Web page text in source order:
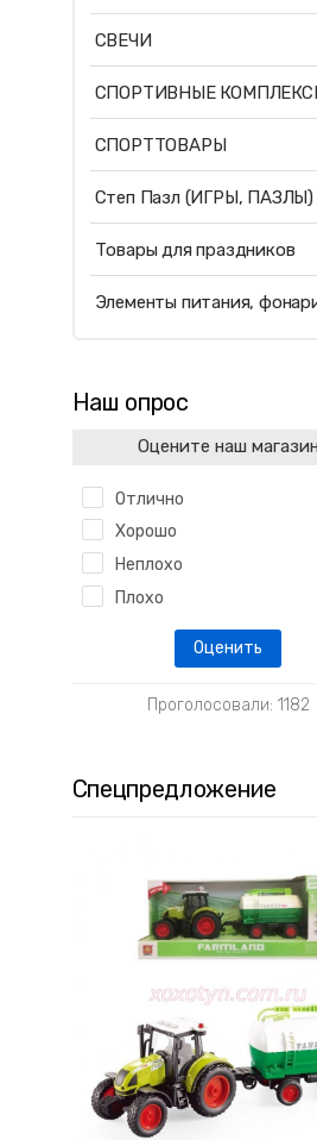
СВЕЧИ
СПОРТИВНЫЕ
СПОРТТОВАРЫ
Степ Пазл (ИГРЫ, ПАЗЛЫ)
Товары для праздников
Элементы питания,
Наш опрос
Оцените наш магазин
Отлично
Хорошо
Неплохо
Плохо
Проголосовали: 1182
Спецпредложение